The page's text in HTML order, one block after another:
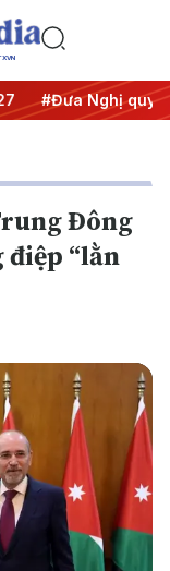
#Đưa Nghị quyết
Đông
điệp “lằn